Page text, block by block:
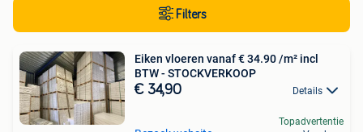
Filters
Eiken vloeren vanaf € 34.90 /m² incl
BTW - STOCKVERKOOP
€ 34,90 Details
Topadvertentie